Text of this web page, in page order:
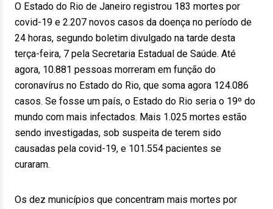
O Estado do Rio de Janeiro registrou 183 mortes por
covid-19 e 2.207 novos casos da doença no período de
24 horas, segundo boletim divulgado na tarde desta
terça-feira, 7 pela Secretaria Estadual de Saúde. Até
agora, 10.881 pessoas morreram em função do
coronavírus no Estado do Rio, que soma agora 124.086
casos. Se fosse um país, o Estado do Rio seria o 19º do
mundo com mais infectados. Mais 1.025 mortes estão
sendo investigadas, sob suspeita de terem sido
causadas pela covid-19, e 101.554 pacientes se
curaram.
Os dez municípios que concentram mais mortes por